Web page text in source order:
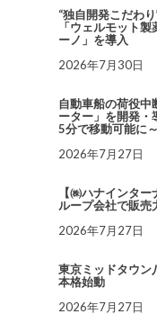
“独自開発こだわ
「ウェルモット
ーノ」を導入
2026年7月30日
自動車船の荷役中
ーター」を開発・
5分で移動可能に～
2026年7月27日
【㈱ハナインタ
ループ会社で販売
2026年7月27日
東京ミッドタウン
本格始動
2026年7月27日